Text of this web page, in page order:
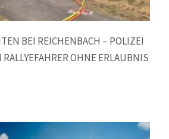
BEI REICHENBACH – POLIZEI
RALLYEFAHRER OHNE ERLAUBNIS